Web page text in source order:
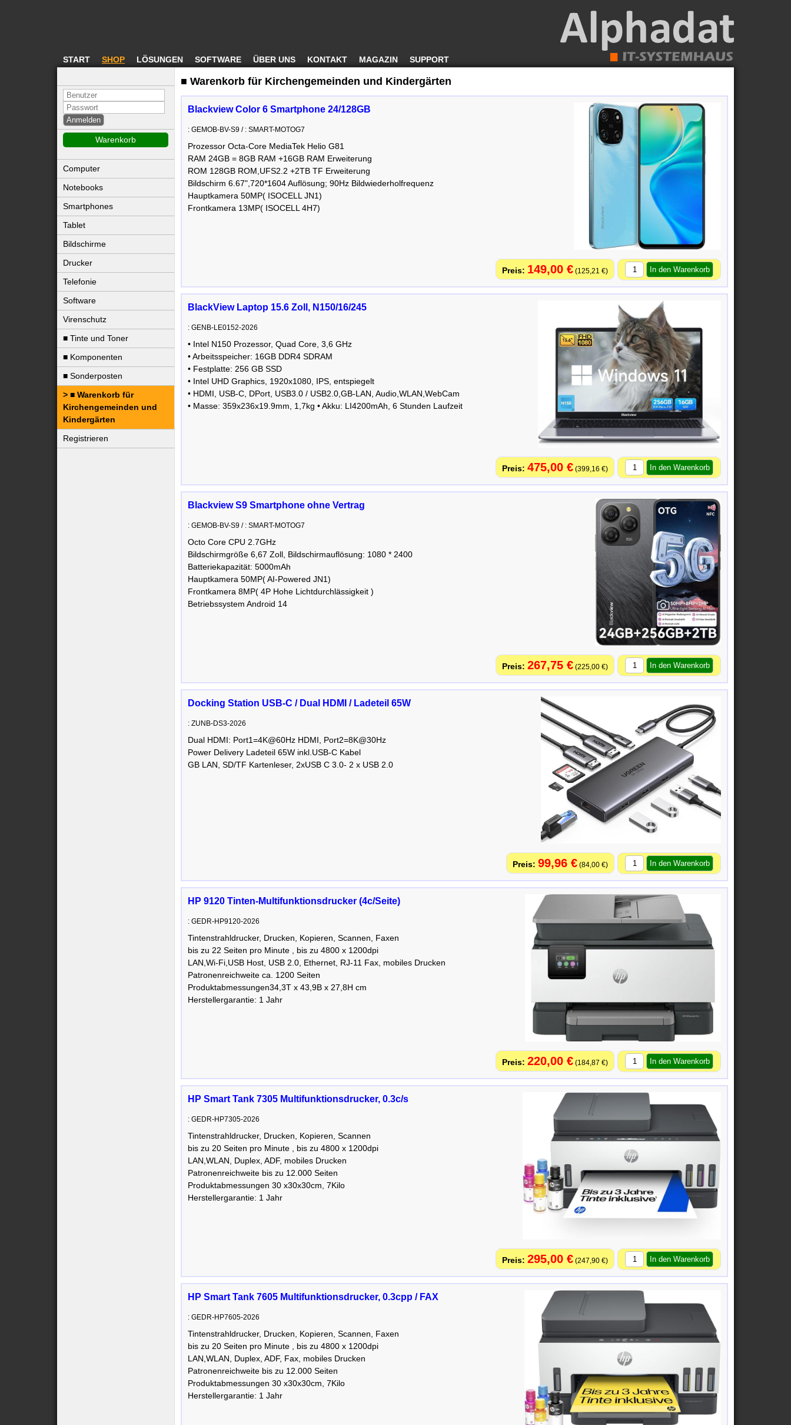
START SHOP LÖSUNGEN SOFTWARE ÜBER UNS KONTAKT MAGAZIN SUPPORT
Warenkorb
Computer
Notebooks
Smartphones
Tablet
Bildschirme
Drucker
Telefonie
Software
Virenschutz
■ Tinte und Toner
■ Komponenten
■ Sonderposten
■ Warenkorb für
Kirchengemeinden und
Kindergärten
Registrieren
■ Warenkorb für Kirchengemeinden und Kindergärten
Blackview Color 6 Smartphone 24/128GB
: GEMOB-BV-S9 / : SMART-MOTOG7
Prozessor Octa-Core MediaTek Helio G81
RAM 24GB = 8GB RAM +16GB RAM Erweiterung
ROM 128GB ROM,UFS2.2 +2TB TF Erweiterung
Bildschirm 6.67",720*1604 Auflösung; 90Hz Bildwiederholfrequenz
Hauptkamera 50MP( ISOCELL JN1)
Frontkamera 13MP( ISOCELL 4H7)
149,00 € 125,21 €
BlackView Laptop 15.6 Zoll, N150/16/245
: GENB-LE0152-2026
• Intel N150 Prozessor, Quad Core, 3,6 GHz
• Arbeitsspeicher: 16GB DDR4 SDRAM
• Festplatte: 256 GB SSD
• Intel UHD Graphics, 1920x1080, IPS, entspiegelt
• HDMI, USB-C, DPort, USB3.0 / USB2.0,GB-LAN, Audio,WLAN,WebCam
• Masse: 359x236x19.9mm, 1,7kg • Akku: LI4200mAh, 6 Stunden Laufzeit
475,00 € 399,16 €
Blackview S9 Smartphone ohne Vertrag
: GEMOB-BV-S9 / : SMART-MOTOG7
Octo Core CPU 2.7GHz
Bildschirmgröße 6,67 Zoll, Bildschirmauflösung: 1080 * 2400
Batteriekapazität: 5000mAh
Hauptkamera 50MP( AI-Powered JN1)
Frontkamera 8MP( 4P Hohe Lichtdurchlässigkeit )
Betriebssystem Android 14
267,75 € 225,00 €
Docking Station USB-C / Dual HDMI / Ladeteil 65W
: ZUNB-DS3-2026
Dual HDMI: Port1=4K@60Hz HDMI, Port2=8K@30Hz
Power Delivery Ladeteil 65W inkl.USB-C Kabel
GB LAN, SD/TF Kartenleser, 2xUSB C 3.0- 2 x USB 2.0
99,96 € 84,00 €
HP 9120 Tinten-Multifunktionsdrucker (4c/Seite)
: GEDR-HP9120-2026
Tintenstrahldrucker, Drucken, Kopieren, Scannen, Faxen
bis zu 22 Seiten pro Minute , bis zu 4800 x 1200dpi
LAN,Wi-Fi,USB Host, USB 2.0, Ethernet, RJ-11 Fax, mobiles Drucken
Patronenreichweite ca. 1200 Seiten
Produktabmessungen34,3T x 43,9B x 27,8H cm
Herstellergarantie: 1 Jahr
220,00 € 184,87 €
HP Smart Tank 7305 Multifunktionsdrucker, 0.3c/s
: GEDR-HP7305-2026
Tintenstrahldrucker, Drucken, Kopieren, Scannen
bis zu 20 Seiten pro Minute , bis zu 4800 x 1200dpi
LAN,WLAN, Duplex, ADF, mobiles Drucken
Patronenreichweite bis zu 12.000 Seiten
Produktabmessungen 30 x30x30cm, 7Kilo
Herstellergarantie: 1 Jahr
295,00 € 247,90 €
HP Smart Tank 7605 Multifunktionsdrucker, 0.3cpp / FAX
: GEDR-HP7605-2026
Tintenstrahldrucker, Drucken, Kopieren, Scannen, Faxen
bis zu 20 Seiten pro Minute , bis zu 4800 x 1200dpi
LAN,WLAN, Duplex, ADF, Fax, mobiles Drucken
Patronenreichweite bis zu 12.000 Seiten
Produktabmessungen 30 x30x30cm, 7Kilo
Herstellergarantie: 1 Jahr